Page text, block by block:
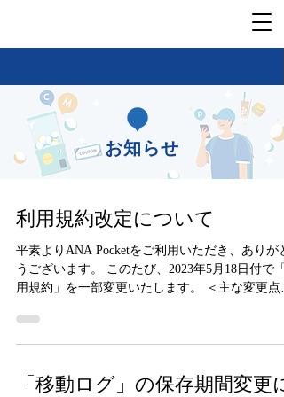
お知らせ
利用規約改定について
平素よりANA Pocketをご利用いただき、ありが
うございます。 このたび、2023年5月18日付で「
用規約」を一部変更いたします。 ＜主な変更点
コインが当たるガチャ」の削除...
「移動ログ」の保存期間変更に